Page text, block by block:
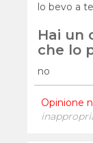
lo bevo a
Hai un
che lo
no
Opinione